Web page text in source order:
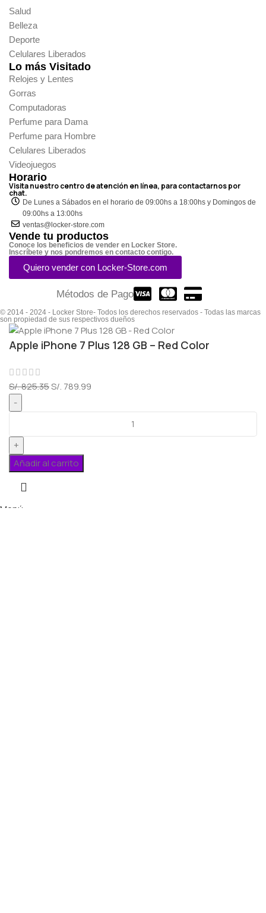
Salud
Belleza
Deporte
Celulares Liberados
Lo más Visitado
Relojes y Lentes
Gorras
Computadoras
Perfume para Dama
Perfume para Hombre
Celulares Liberados
Videojuegos
Horario
Visita nuestro centro de atención en línea, para contactarnos por
chat.
De Lunes a Sábados en el horario de 09:00hs a 18:00hs y Domingos de
09:00hs a 13:00hs
ventas@locker-store.com
Vende tu productos
Conoce los beneficios de vender en Locker Store.
Inscríbete y nos pondremos en contacto contigo.
Quiero vender con Locker-Store.com
Métodos de Pago
© 2014 - 2024 - Locker Store- Todos los derechos reservados - Todas las marcas
son propiedad de sus respectivos dueños
Apple iPhone 7 Plus 128 GB – Red Color
S/.825.35S/. 789.99
Añadir al carrito
Menú